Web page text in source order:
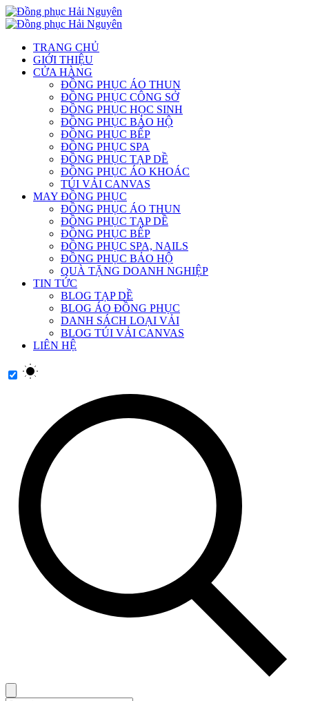
TRANG CHỦ
GIỚI THIỆU
CỬA HÀNG
ĐỒNG PHỤC ÁO THUN
ĐỒNG PHỤC CÔNG SỞ
ĐỒNG PHỤC HỌC SINH
ĐỒNG PHỤC BẢO HỘ
ĐỒNG PHỤC BẾP
ĐỒNG PHỤC SPA
ĐỒNG PHỤC TẠP DỀ
ĐỒNG PHỤC ÁO KHOÁC
TÚI VẢI CANVAS
MAY ĐỒNG PHỤC
ĐỒNG PHỤC ÁO THUN
ĐỒNG PHỤC TẠP DỀ
ĐỒNG PHỤC BẾP
ĐỒNG PHỤC SPA, NAILS
ĐỒNG PHỤC BẢO HỘ
QUÀ TẶNG DOANH NGHIỆP
TIN TỨC
BLOG TẠP DỀ
BLOG ÁO ĐỒNG PHỤC
DANH SÁCH LOẠI VẢI
BLOG TÚI VẢI CANVAS
LIÊN HỆ